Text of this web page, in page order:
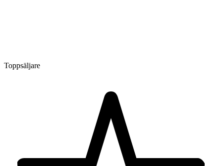
Toppsäljare